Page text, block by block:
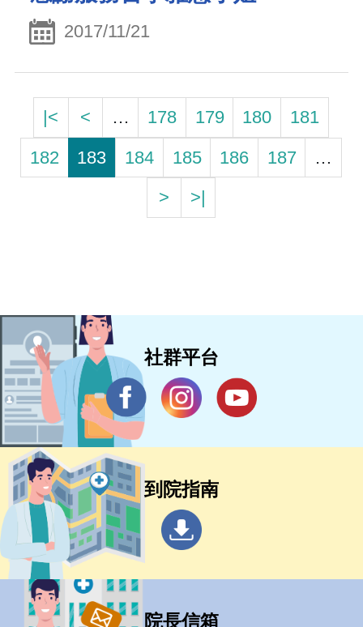
2017/11/21
|< < … 178 179 180
181
182
183 184 185 186 187
…
>
>|
社群平台
到院指南
院長信箱